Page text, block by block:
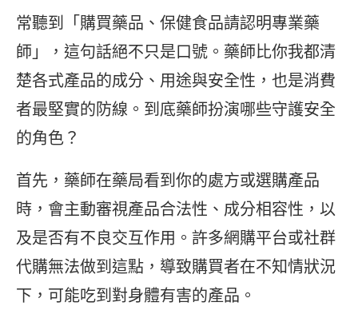
常聽到「購買藥品、保健食品請認明專業藥
師」，這句話絕不只是口號。藥師比你我都清
楚各式產品的成分、用途與安全性，也是消費
者最堅實的防線。到底藥師扮演哪些守護安全
的角色？
首先，藥師在藥局看到你的處方或選購產品
時，會主動審視產品合法性、成分相容性，以
及是否有不良交互作用。許多網購平台或社群
代購無法做到這點，導致購買者在不知情狀況
下，可能吃到對身體有害的產品。